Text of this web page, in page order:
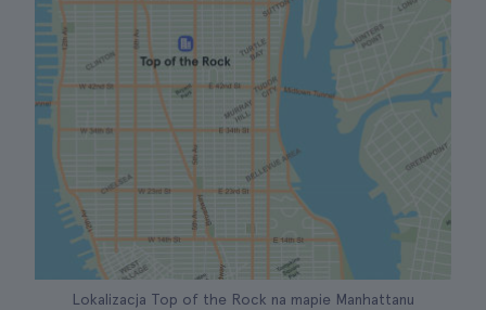
Lokalizacja Top of the Rock na mapie Manhattanu